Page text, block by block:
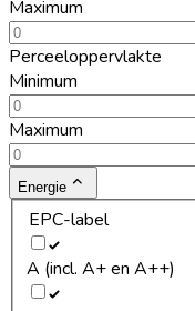
Maximum
Perceeloppervlakte
Minimum
Maximum
Energie
EPC-label
A (incl. A+ en A++)